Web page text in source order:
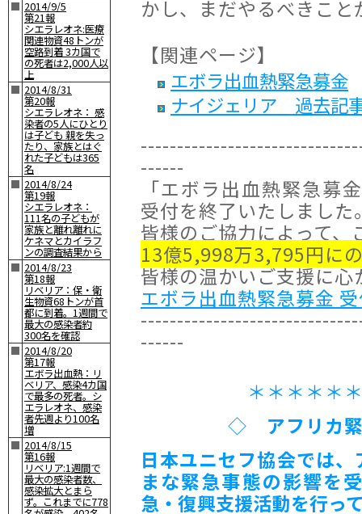
■ 2014/9/5
第21報
シエラレオネ:医療
関連物資48トンが
空路到着 3カ国で
の死者は2,000人以
上
■ 2014/8/31
第20報
シエラレオネ： 感
染者の5人にひとり
は子ども 親を失っ
たり、家族とはぐ
れた子どもは365
名
■ 2014/8/24
第19報
シエラレオネ：
111名の子どもが
家族と離れ離れに
ケネマとカイラフ
ンの調査結果から
■ 2014/8/23
第18報
リベリア：保・衛
生物資68トンが首
都に到着。1週間で
最大の感染者約
300名を確認
■ 2014/8/20
第17報
エボラ出血熱：リ
ベリア、感染4カ国
で最多の死者。シ
エラレオネ、感染
者先週より100名
増
■ 2014/8/15
第16報
リベリア:1週間で
最大の感染者数、
感染拡大とまら
ず。これまでに778
かし、まだやるべきこ
【関連ページ】
エボラ出血熱緊急募金
ナイジェリア 過去記
------
「エボラ出血熱緊急募
受付を終了いたしました
皆様のご協力によって
13億5,998万3,795円に
皆様の温かいご支援に
エボラ出血熱緊急募金
------
＊＊＊＊＊
◇ アフリカ
日本ユニセフ協会では
まな緊急事態の影響を
急・復興支援活動を行っ